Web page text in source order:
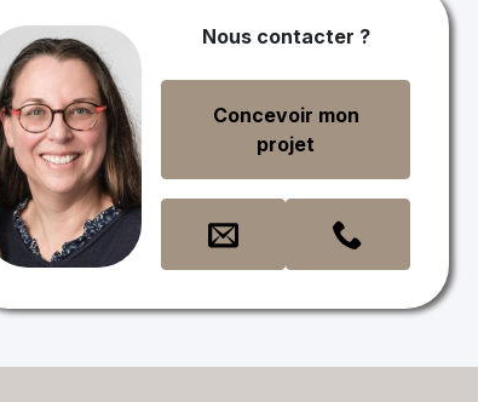
Nous contacter ?
Concevoir mon
projet